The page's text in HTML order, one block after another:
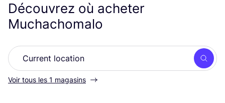
Découvrez où acheter
Muchachomalo
Voir tous les 1 magasins